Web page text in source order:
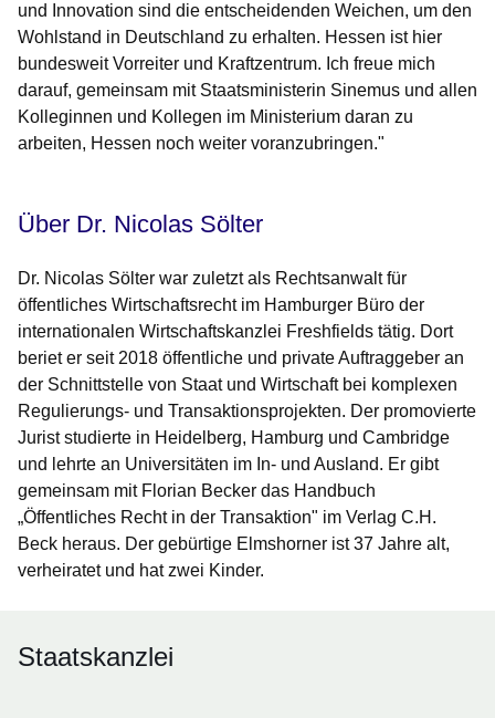
und Innovation sind die entscheidenden Weichen, um den
Wohlstand in Deutschland zu erhalten. Hessen ist hier
bundesweit Vorreiter und Kraftzentrum. Ich freue mich
darauf, gemeinsam mit Staatsministerin Sinemus und allen
Kolleginnen und Kollegen im Ministerium daran zu
arbeiten, Hessen noch weiter voranzubringen."
Über Dr. Nicolas Sölter
Dr. Nicolas Sölter war zuletzt als Rechtsanwalt für
öffentliches Wirtschaftsrecht im Hamburger Büro der
internationalen Wirtschaftskanzlei Freshfields tätig. Dort
beriet er seit 2018 öffentliche und private Auftraggeber an
der Schnittstelle von Staat und Wirtschaft bei komplexen
Regulierungs- und Transaktionsprojekten. Der promovierte
Jurist studierte in Heidelberg, Hamburg und Cambridge
und lehrte an Universitäten im In- und Ausland. Er gibt
gemeinsam mit Florian Becker das Handbuch
„Öffentliches Recht in der Transaktion" im Verlag C.H.
Beck heraus. Der gebürtige Elmshorner ist 37 Jahre alt,
verheiratet und hat zwei Kinder.
Staatskanzlei